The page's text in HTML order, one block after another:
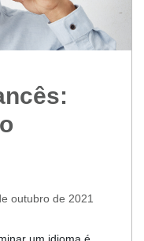
outubro de 2021
um idioma é